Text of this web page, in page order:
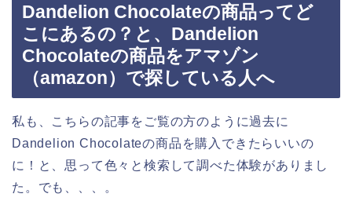
Dandelion Chocolateの商品ってど
こにあるの？と、Dandelion
Chocolateの商品をアマゾン
（amazon）で探している人へ
私も、こちらの記事をご覧の方のように過去に
Dandelion Chocolateの商品を購入できたらいいの
に！と、思って色々と検索して調べた体験がありまし
た。でも、、、。